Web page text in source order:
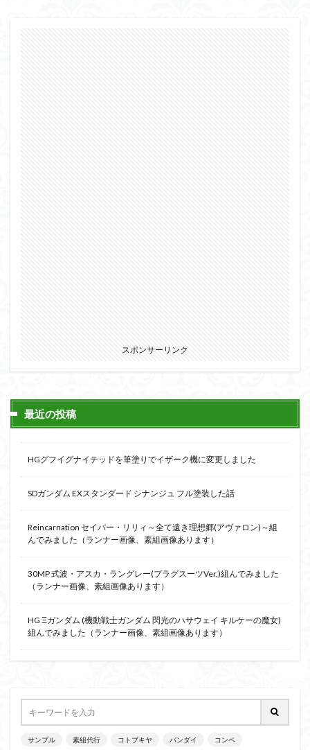
スポンサーリンク
最近の投稿
HGグフイグナイテッドを筆塗りでイザーク機に変更しました
SDガンダム EXスタンダード シナンジュ フル塗装した話
Reincarnation セイバー・リリィ～全て遠き理想郷(アヴァロン)～組
んでみました（ランナー画像、素組画像あります）
30MP 式波・アスカ・ラングレー(プラグスーツVer.)組んでみました
（ランナー画像、素組画像あります）
HG Ξガンダム (機動戦士ガンダム 閃光のハサウェイ キルケーの魔女)
組んでみました（ランナー画像、素組画像あります）
サンプル 素組代行 コトブキヤ バンダイ コンペ